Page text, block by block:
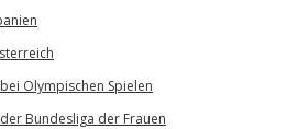
Olympischen Spielen
Bundesliga der Frauen